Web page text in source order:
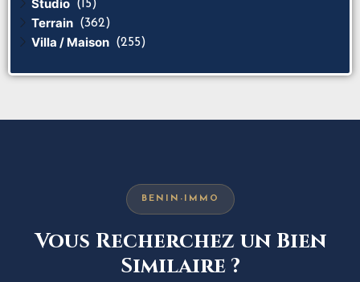
Studio (15)
Terrain (362)
Villa / Maison (255)
BENIN-IMMO
Vous Recherchez un Bien
Similaire ?